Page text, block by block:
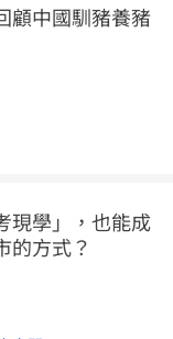
顧中國馴豬養豬
現學」，也能成
的方式？